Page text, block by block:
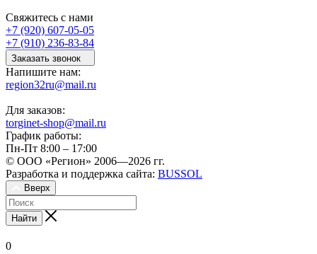
Свяжитесь с нами
+7 (920) 607-05-05
+7 (910) 236-83-84
Заказать звонок
Напишите нам:
region32ru@mail.ru
Для заказов:
torginet-shop@mail.ru
График работы:
Пн-Пт 8:00 – 17:00
© ООО «Регион» 2006—2026 гг.
Разработка и поддержка сайта: BUSSOL
Вверх
Найти
0